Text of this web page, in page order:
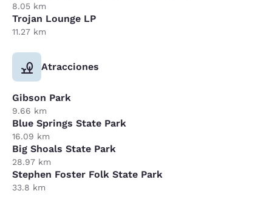
8.05 km
Trojan Lounge LP
11.27 km
Atracciones
Gibson Park
9.66 km
Blue Springs State Park
16.09 km
Big Shoals State Park
28.97 km
Stephen Foster Folk State Park
33.8 km